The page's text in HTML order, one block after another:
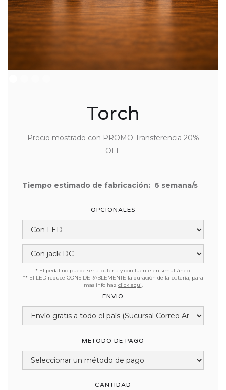
Torch
Precio mostrado con PROMO Transferencia 20%
OFF
Tiempo estimado de fabricación: 6 semana/s
OPCIONALES
* El pedal no puede ser a batería y con fuente en simultáneo.
** El LED reduce CONSIDERABLEMENTE la duración de la batería, para
mas info haz click aqui.
ENVIO
METODO DE PAGO
CANTIDAD